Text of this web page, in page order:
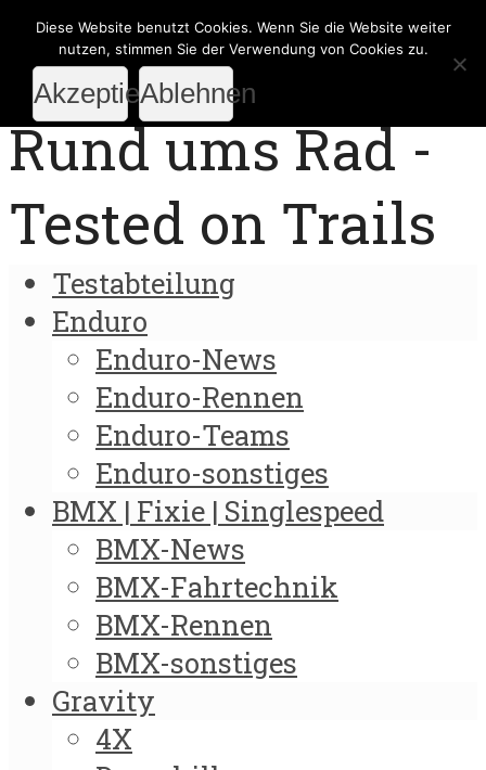
Rund ums Rad -
Tested on Trails
Testabteilung
Enduro
Enduro-News
Enduro-Rennen
Enduro-Teams
Enduro-sonstiges
BMX | Fixie | Singlespeed
BMX-News
BMX-Fahrtechnik
BMX-Rennen
BMX-sonstiges
Gravity
4X
Diese Website benutzt Cookies. Wenn Sie die Website weiter
nutzen, stimmen Sie der Verwendung von Cookies zu.
AkzeptierenAblehnen